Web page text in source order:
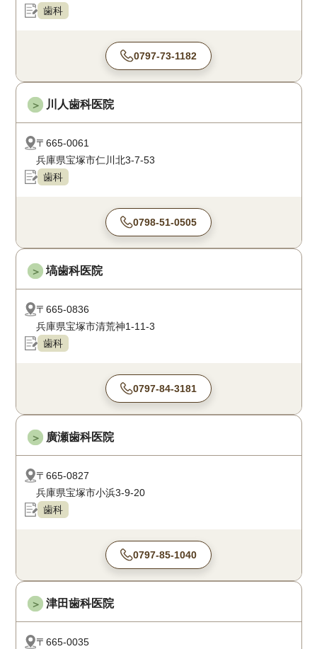
歯科
0797-73-1182
＞ 川人歯科医院
〒665-0061
兵庫県宝塚市仁川北3-7-53
歯科
0798-51-0505
＞ 塙歯科医院
〒665-0836
兵庫県宝塚市清荒神1-11-3
歯科
0797-84-3181
＞ 廣瀬歯科医院
〒665-0827
兵庫県宝塚市小浜3-9-20
歯科
0797-85-1040
＞ 津田歯科医院
〒665-0035